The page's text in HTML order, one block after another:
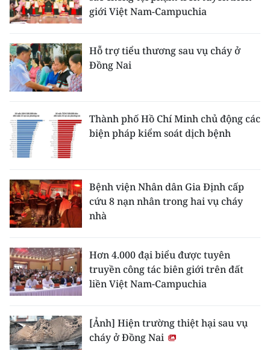
giới Việt Nam-Campuchia
Hỗ trợ tiểu thương sau vụ cháy ở
Đồng Nai
Thành phố Hồ Chí Minh chủ động các
biện pháp kiểm soát dịch bệnh
Bệnh viện Nhân dân Gia Định cấp
cứu 8 nạn nhân trong hai vụ cháy
nhà
Hơn 4.000 đại biểu được tuyên
truyền công tác biên giới trên đất
liền Việt Nam-Campuchia
[Ảnh] Hiện trường thiệt hại sau vụ
cháy ở Đồng Nai